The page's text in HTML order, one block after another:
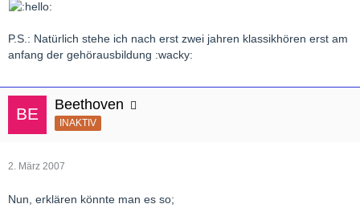
P.S.: Natürlich stehe ich nach erst zwei jahren klassikhören erst am
anfang der gehörausbildung :wacky:
Beethoven
INAKTIV
2. März 2007
Nun, erklären könnte man es so;